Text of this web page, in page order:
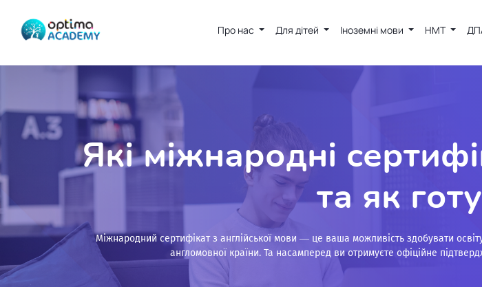
Про нас Для дітей Іноземні мови НМТ
Які міжнародні
та як
Міжнародний сертифікат з англійської мови — це ваша можливість здобувати
англомовної країни. Та насамперед ви отримуєте офіційне